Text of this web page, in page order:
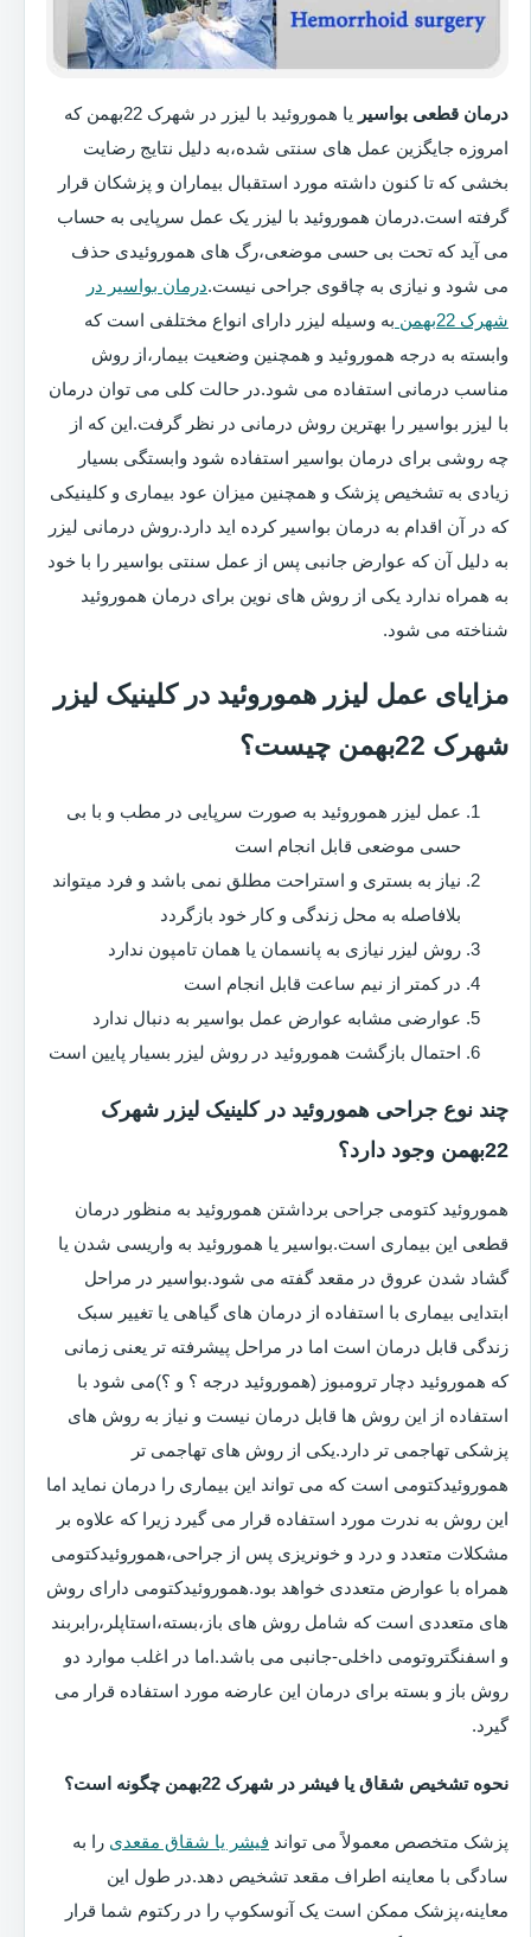
درمان قطعی بواسیر
یا هموروئید با لیزر در شهرک 22بهمن که
امروزه جایگزین عمل های سنتی شده،به دلیل نتایج رضایت
بخشی که تا کنون داشته مورد استقبال بیماران و پزشکان قرار
گرفته است.درمان هموروئید با لیزر یک عمل سرپایی به حساب
می آید که تحت بی حسی موضعی،رگ های هموروئیدی حذف
می شود و نیازی به چاقوی جراحی نیست.درمان بواسیر در
شهرک 22بهمن
به وسیله لیزر دارای انواع مختلفی است که
وابسته به درجه هموروئید و همچنین وضعیت بیمار،از روش
مناسب درمانی استفاده می شود.در حالت کلی می توان درمان
با لیزر بواسیر را بهترین روش درمانی در نظر گرفت.این که از
چه روشی برای درمان بواسیر استفاده شود وابستگی بسیار
زیادی به تشخیص پزشک و همچنین میزان عود بیماری و کلینیکی
که در آن اقدام به درمان بواسیر کرده اید دارد.روش درمانی لیزر
به دلیل آن که عوارض جانبی پس از عمل سنتی بواسیر را با خود
به همراه ندارد یکی از روش های نوین برای درمان هموروئید
شناخته می شود.
مزایای عمل لیزر هموروئید در کلینیک لیزر
شهرک 22بهمن چیست؟
عمل لیزر هموروئید به صورت سرپایی در مطب و با بی
حسی موضعی قابل انجام است
نیاز به بستری و استراحت مطلق نمی باشد و فرد میتواند
بلافاصله به محل زندگی و کار خود بازگردد
روش لیزر نیازی به پانسمان یا همان تامپون ندارد
در کمتر از نیم ساعت قابل انجام است
عوارضی مشابه عوارض عمل بواسیر به دنبال ندارد
احتمال بازگشت هموروئید در روش لیزر بسیار پایین است
چند نوع جراحی هموروئید در کلینیک لیزر شهرک
22بهمن وجود دارد؟
هموروئید کتومی جراحی برداشتن هموروئید به منظور درمان
قطعی این بیماری است.بواسیر یا هموروئید به واریسی شدن یا
گشاد شدن عروق در مقعد گفته می شود.بواسیر در مراحل
ابتدایی بیماری با استفاده از درمان های گیاهی یا تغییر سبک
زندگی قابل درمان است اما در مراحل پیشرفته تر یعنی زمانی
که هموروئید دچار ترومبوز (هموروئید درجه ؟ و ؟)می شود با
استفاده از این روش ها قابل درمان نیست و نیاز به روش های
پزشکی تهاجمی تر دارد.یکی از روش های تهاجمی تر
هموروئیدکتومی است که می تواند این بیماری را درمان نماید اما
این روش به ندرت مورد استفاده قرار می گیرد زیرا که علاوه بر
مشکلات متعدد و درد و خونریزی پس از جراحی،هموروئیدکتومی
همراه با عوارض متعددی خواهد بود.هموروئیدکتومی دارای روش
های متعددی است که شامل روش های باز،بسته،استاپلر،رابربند
و اسفنگتروتومی داخلی-جانبی می باشد.اما در اغلب موارد دو
روش باز و بسته برای درمان این عارضه مورد استفاده قرار می
گیرد.
نحوه تشخیص شقاق یا فیشر در شهرک 22بهمن چگونه است؟
پزشک متخصص معمولاً می تواند فیشر یا شقاق مقعدی را به
سادگی با معاینه اطراف مقعد تشخیص دهد.در طول این
معاینه،پزشک ممکن است یک آنوسکوپ را در رکتوم شما قرار